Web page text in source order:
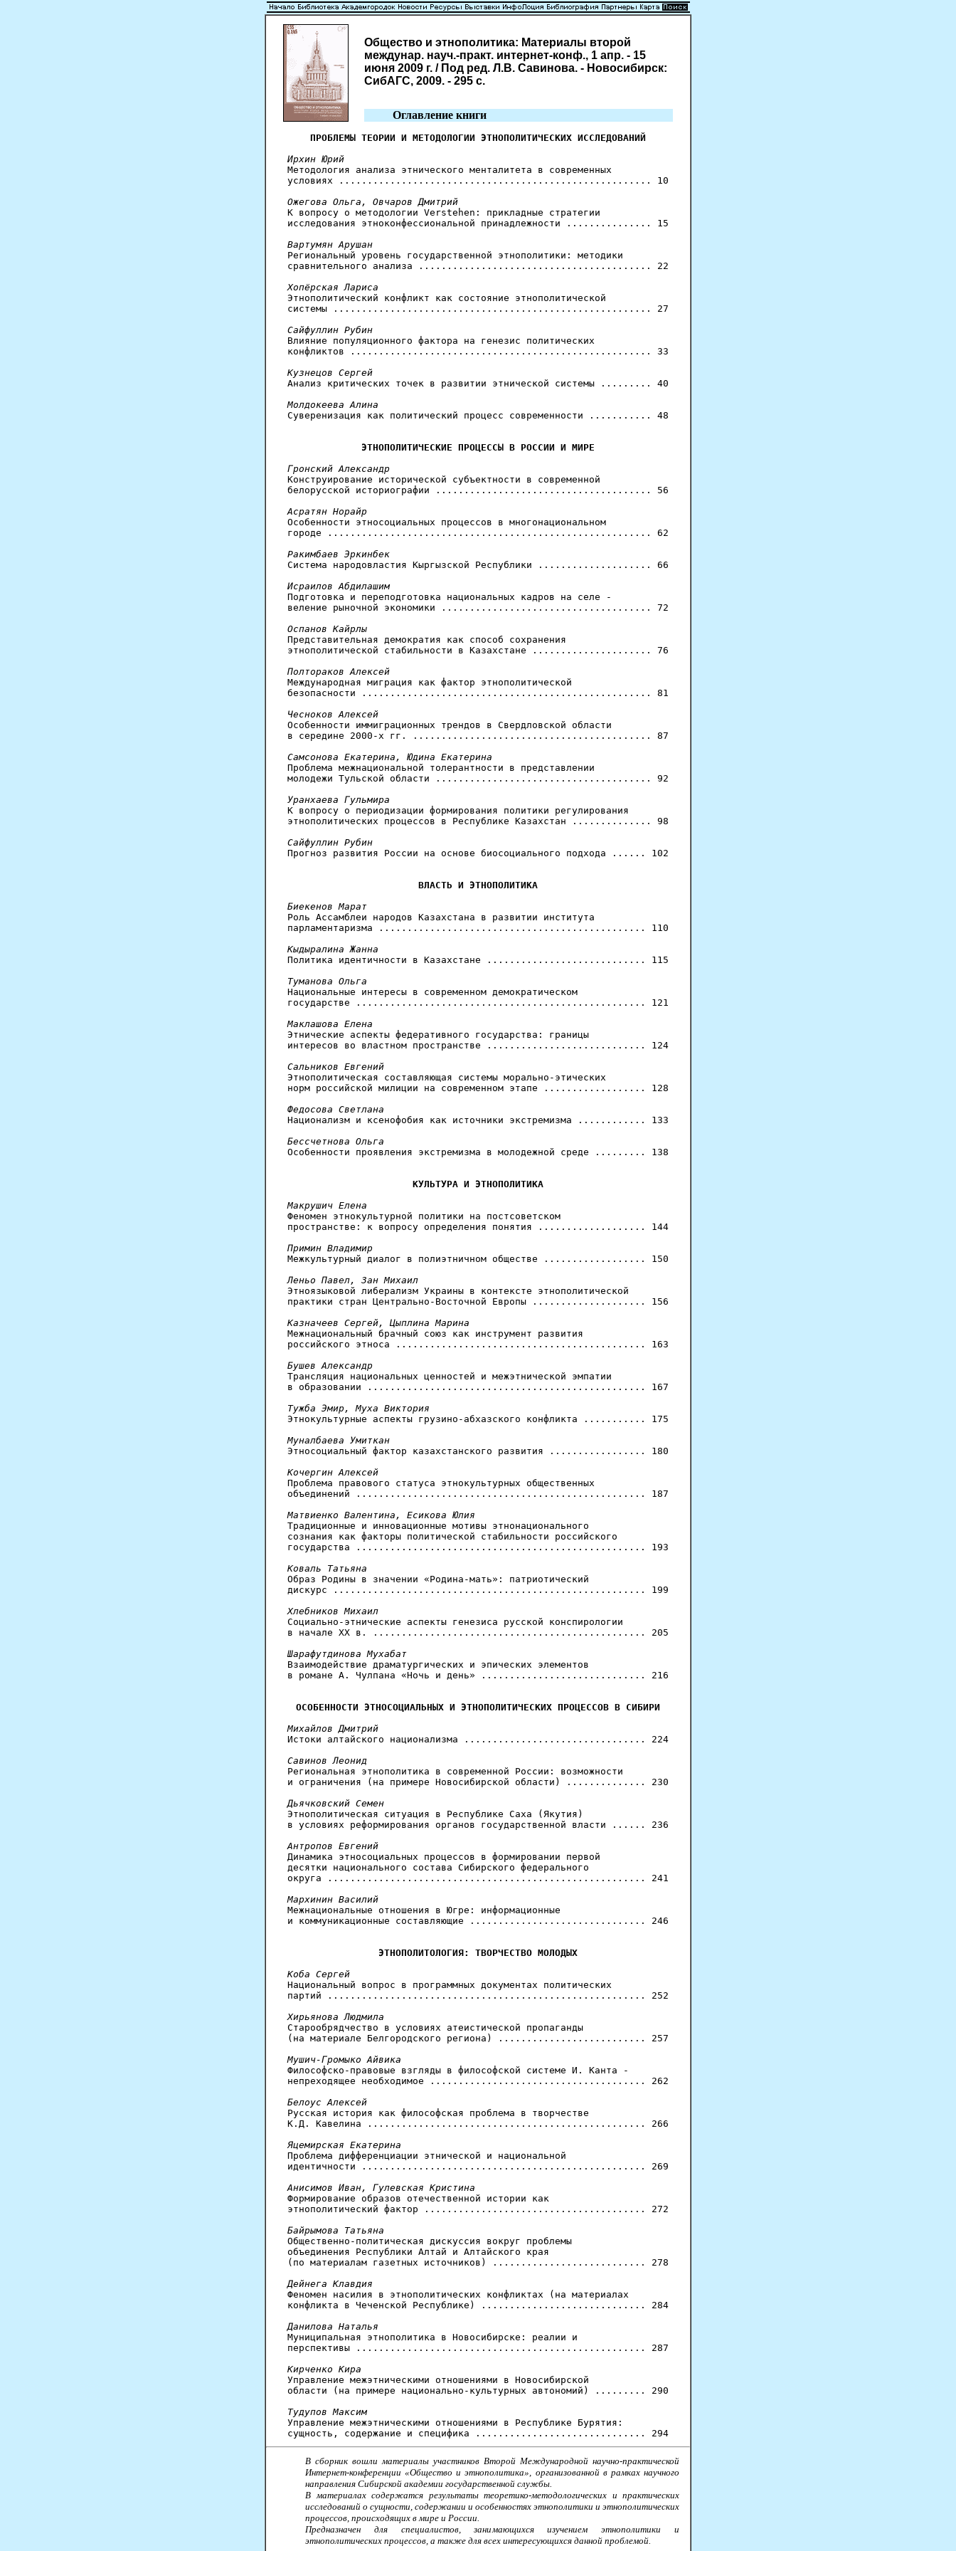
Общество и этнополитика: Материалы второй
междунар. науч.-практ. интернет-конф., 1 апр. - 15
июня 2009 г. / Под ред. Л.В. Савинова. - Новосибирск:
СибАГС, 2009. - 295 с.
Оглавление книги
ПРОБЛЕМЫ ТЕОРИИ И МЕТОДОЛОГИИ ЭТНОПОЛИТИЧЕСКИХ ИССЛЕДОВАНИЙ
Ирхин Юрий
Методология анализа этнического менталитета в современных
условиях ....................................................... 10
Ожегова Ольга, Овчаров Дмитрий
К вопросу о методологии Verstehen: прикладные стратегии
исследования этноконфессиональной принадлежности ............... 15
Вартумян Арушан
Региональный уровень государственной этнополитики: методики
сравнительного анализа ......................................... 22
Хопёрская Лариса
Этнополитический конфликт как состояние этнополитической
системы ........................................................ 27
Сайфуллин Рубин
Влияние популяционного фактора на генезис политических
конфликтов ..................................................... 33
Кузнецов Сергей
Анализ критических точек в развитии этнической системы ......... 40
Молдокеева Алина
Суверенизация как политический процесс современности ........... 48
ЭТНОПОЛИТИЧЕСКИЕ ПРОЦЕССЫ В РОССИИ И МИРЕ
Гронский Александр
Конструирование исторической субъектности в современной
белорусской историографии ...................................... 56
Асратян Норайр
Особенности этносоциальных процессов в многонациональном
городе ......................................................... 62
Ракимбаев Эркинбек
Система народовластия Кыргызской Республики .................... 66
Исраилов Абдилашим
Подготовка и переподготовка национальных кадров на селе -
веление рыночной экономики ..................................... 72
Оспанов Кайрлы
Представительная демократия как способ сохранения
этнополитической стабильности в Казахстане ..................... 76
Полтораков Алексей
Международная миграция как фактор этнополитической
безопасности ................................................... 81
Чесноков Алексей
Особенности иммиграционных трендов в Свердловской области
в середине 2000-х гг. .......................................... 87
Самсонова Екатерина, Юдина Екатерина
Проблема межнациональной толерантности в представлении
молодежи Тульской области ...................................... 92
Уранхаева Гульмира
К вопросу о периодизации формирования политики регулирования
этнополитических процессов в Республике Казахстан .............. 98
Сайфуллин Рубин
Прогноз развития России на основе биосоциального подхода ...... 102
ВЛАСТЬ И ЭТНОПОЛИТИКА
Биекенов Марат
Роль Ассамблеи народов Казахстана в развитии института
парламентаризма ............................................... 110
Кыдыралина Жанна
Политика идентичности в Казахстане ............................ 115
Туманова Ольга
Национальные интересы в современном демократическом
государстве ................................................... 121
Маклашова Елена
Этнические аспекты федеративного государства: границы
интересов во властном пространстве ............................ 124
Сальников Евгений
Этнополитическая составляющая системы морально-этических
норм российской милиции на современном этапе .................. 128
Федосова Светлана
Национализм и ксенофобия как источники экстремизма ............ 133
Бессчетнова Ольга
Особенности проявления экстремизма в молодежной среде ......... 138
КУЛЬТУРА И ЭТНОПОЛИТИКА
Макрушич Елена
Феномен этнокультурной политики на постсоветском
пространстве: к вопросу определения понятия ................... 144
Примин Владимир
Межкультурный диалог в полиэтничном обществе .................. 150
Леньо Павел, Зан Михаил
Этноязыковой либерализм Украины в контексте этнополитической
практики стран Центрально-Восточной Европы .................... 156
Казначеев Сергей, Цыплина Марина
Межнациональный брачный союз как инструмент развития
российского этноса ............................................ 163
Бушев Александр
Трансляция национальных ценностей и межэтнической эмпатии
в образовании ................................................. 167
Тужба Эмир, Муха Виктория
Этнокультурные аспекты грузино-абхазского конфликта ........... 175
Муналбаева Умиткан
Этносоциальный фактор казахстанского развития ................. 180
Кочергин Алексей
Проблема правового статуса этнокультурных общественных
объединений ................................................... 187
Матвиенко Валентина, Есикова Юлия
Традиционные и инновационные мотивы этнонационального
сознания как факторы политической стабильности российского
государства ................................................... 193
Коваль Татьяна
Образ Родины в значении «Родина-мать»: патриотический
дискурс ....................................................... 199
Хлебников Михаил
Социально-этнические аспекты генезиса русской конспирологии
в начале XX в. ................................................ 205
Шарафутдинова Мухабат
Взаимодействие драматургических и эпических элементов
в романе А. Чулпана «Ночь и день» ............................. 216
ОСОБЕННОСТИ ЭТНОСОЦИАЛЬНЫХ И ЭТНОПОЛИТИЧЕСКИХ ПРОЦЕССОВ В СИБИРИ
Михайлов Дмитрий
Истоки алтайского национализма ................................ 224
Савинов Леонид
Региональная этнополитика в современной России: возможности
и ограничения (на примере Новосибирской области) .............. 230
Дьячковский Семен
Этнополитическая ситуация в Республике Саха (Якутия)
в условиях реформирования органов государственной власти ...... 236
Антропов Евгений
Динамика этносоциальных процессов в формировании первой
десятки национального состава Сибирского федерального
округа ........................................................ 241
Мархинин Василий
Межнациональные отношения в Югре: информационные
и коммуникационные составляющие ............................... 246
ЭТНОПОЛИТОЛОГИЯ: ТВОРЧЕСТВО МОЛОДЫХ
Коба Сергей
Национальный вопрос в программных документах политических
партий ........................................................ 252
Хирьянова Людмила
Старообрядчество в условиях атеистической пропаганды
(на материале Белгородского региона) .......................... 257
Мушич-Громыко Айвика
Философско-правовые взгляды в философской системе И. Канта -
непреходящее необходимое ...................................... 262
Белоус Алексей
Русская история как философская проблема в творчестве
К.Д. Кавелина ................................................. 266
Яцемирская Екатерина
Проблема дифференциации этнической и национальной
идентичности .................................................. 269
Анисимов Иван, Гулевская Кристина
Формирование образов отечественной истории как
этнополитический фактор ....................................... 272
Байрымова Татьяна
Общественно-политическая дискуссия вокруг проблемы
объединения Республики Алтай и Алтайского края
(по материалам газетных источников) ........................... 278
Дейнега Клавдия
Феномен насилия в этнополитических конфликтах (на материалах
конфликта в Чеченской Республике) ............................. 284
Данилова Наталья
Муниципальная этнополитика в Новосибирске: реалии и
перспективы ................................................... 287
Кирченко Кира
Управление межэтническими отношениями в Новосибирской
области (на примере национально-культурных автономий) ......... 290
Тудупов Максим
Управление межэтническими отношениями в Республике Бурятия:
В сборник вошли материалы участников Второй Международной научно-практической
Интернет-конференции «Общество и этнополитика», организованной в рамках научного
направления Сибирской академии государственной службы.
В материалах содержатся результаты теоретико-методологических и практических
исследований о сущности, содержании и особенностях этнополитики и этнополитических
процессов, происходящих в мире и России.
Предназначен для специалистов, занимающихся изучением этнополитики и
этнополитических процессов, а также для всех интересующихся данной проблемой.